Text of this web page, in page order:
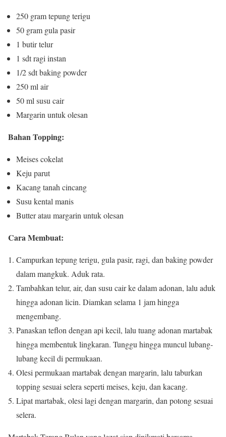
250 gram tepung terigu
50 gram gula pasir
1 butir telur
1 sdt ragi instan
1/2 sdt baking powder
250 ml air
50 ml susu cair
Margarin untuk olesan
Bahan Topping:
Meises cokelat
Keju parut
Kacang tanah cincang
Susu kental manis
Butter atau margarin untuk olesan
Cara Membuat:
Campurkan tepung terigu, gula pasir, ragi, dan baking powder
dalam mangkuk. Aduk rata.
Tambahkan telur, air, dan susu cair ke dalam adonan, lalu aduk
hingga adonan licin. Diamkan selama 1 jam hingga
mengembang.
Panaskan teflon dengan api kecil, lalu tuang adonan martabak
hingga membentuk lingkaran. Tunggu hingga muncul lubang-
lubang kecil di permukaan.
Olesi permukaan martabak dengan margarin, lalu taburkan
topping sesuai selera seperti meises, keju, dan kacang.
Lipat martabak, olesi lagi dengan margarin, dan potong sesuai
selera.